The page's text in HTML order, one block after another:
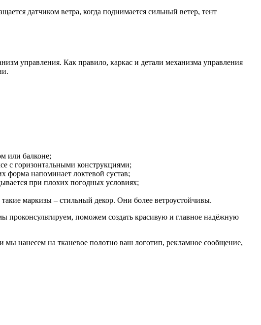
датчиком ветра, когда поднимается сильный ветер, тент
управления. Как правило, каркас и детали механизма управления
или балконе;
с горизонтальными конструкциями;
форма напоминает локтевой сустав;
при плохих погодных условиях;
маркизы – стильный декор. Они более ветроустойчивы.
поможем создать красивую и главное надёжную
нанесем на тканевое полотно ваш логотип, рекламное сообщение,